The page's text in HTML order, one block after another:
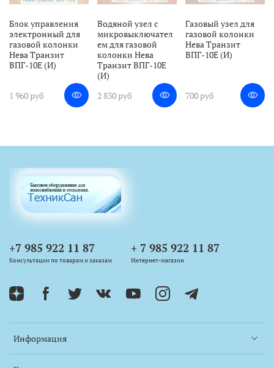
Блок управления
электронный для
газовой колонки
Нева Транзит
ВПГ-10Е (И)
1 960 руб
Водяной узел c
микровыключател
ем для газовой
колонки Нева
Транзит ВПГ-10Е
(И)
2 830 руб
Газовый узел для
газовой колонки
Нева Транзит
ВПГ-10Е (И)
700 руб
Информация
+7 985 922 11 87
Консультации по товарам и заказам
+ 7 985 922 11 87
Интернет-магазин